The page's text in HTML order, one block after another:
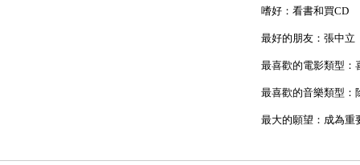
嗜好：看書和買CD
最好的朋友：張中立
最喜歡的電影類型：
最喜歡的音樂類型：
最大的願望：成為重